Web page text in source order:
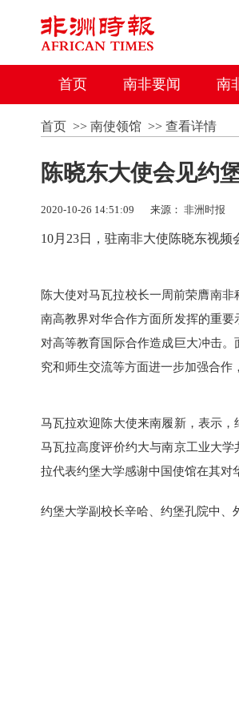
首页 南非要闻 南
首页>> 南使领馆>> 查看详情
陈晓东大使会见约
2020-10-26 14:51:09 来源： 非洲时报
10月23日，驻南非大使陈晓东视频
陈大使对马瓦拉校长一周前荣膺南
南高教界对华合作方面所发挥的重
对高等教育国际合作造成巨大冲击
究和师生交流等方面进一步加强合作
马瓦拉欢迎陈大使来南履新，表示
马瓦拉高度评价约大与南京工业大
拉代表约堡大学感谢中国使馆在其对
约堡大学副校长辛哈、约堡孔院中、